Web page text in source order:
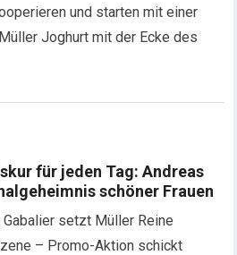
und starten mit einer
Joghurt mit der Ecke des
für jeden Tag: Andreas
schöner Frauen
setzt Müller Reine
– Promo-Aktion schickt